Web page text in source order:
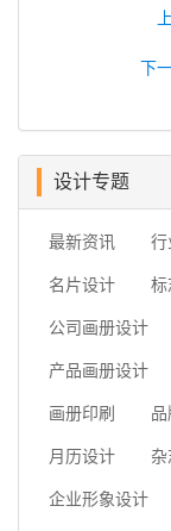
下
设计专题
最新资讯 行
名片设计 标
公司画册设计
产品画册设计
画册印刷
月历设计
企业形象设计